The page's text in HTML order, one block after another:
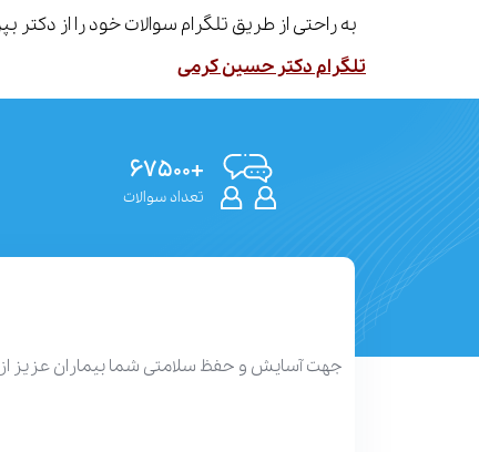
به راحتی از طریق تلگرام سوالات خود را از
تلگرام دکتر حسین کرمی
+۶۷۵۰۰
تعداد سوالات
جهت آسایش و حفظ سلامتی شما بیماران عزیز